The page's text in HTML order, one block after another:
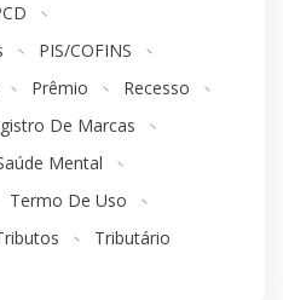
PIS/COFINS
Prêmio
Recesso
De Marcas
Mental
Termo De Uso
Tributário